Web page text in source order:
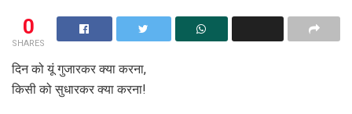
0
SHARES
दिन को यूं गुजारकर क्या करना,
किसी को सुधारकर क्या करना!